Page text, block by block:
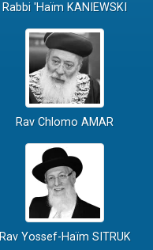
Rabbi 'Haïm KANIEWSKI
Rav Chlomo AMAR
Rav Yossef-Haïm SITRUK